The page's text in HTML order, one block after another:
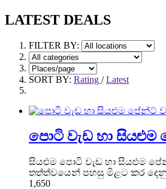
LATEST DEALS
FILTER BY:
SORT BY: Rating /Latest
පොටි වැඩ හා සියළුම
සියළුම පොටි වැඩ හා සියළුම
තත්ත්වයෙන් පහසු මිළට කර දෙනු
1,650